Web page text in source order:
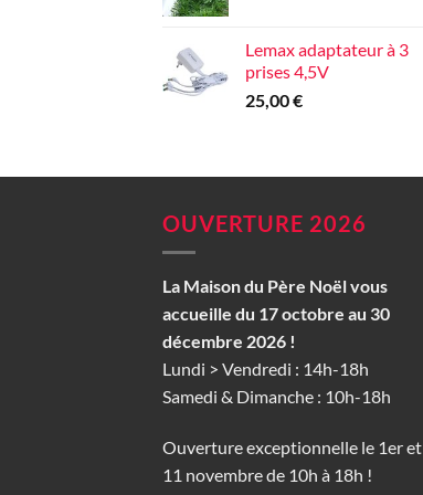
Lemax adaptateur à 3
prises 4,5V
25,00€
OUVERTURE 2026
La Maison du Père Noël vous
accueille du 17 octobre au 30
décembre 2026 !
Lundi > Vendredi : 14h-18h
Samedi & Dimanche : 10h-18h
Ouverture exceptionnelle le 1er et
11 novembre de 10h à 18h !